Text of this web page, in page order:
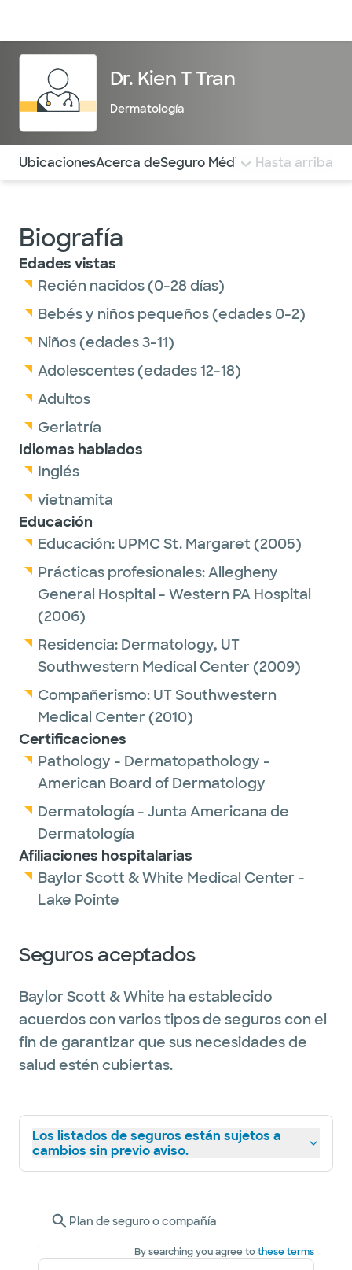
Dr. Kien T Tran
Dermatología
Utilice esta navegación para saltar rápidamente a
UbicacionesAcerca deSeguro Médico COMENTARIOS
Hasta arriba
Biografía
Edades vistas
Recién nacidos (0-28 días)
Bebés y niños pequeños (edades 0-2)
Niños (edades 3-11)
Adolescentes (edades 12-18)
Adultos
Geriatría
Idiomas hablados
Inglés
vietnamita
Educación
Educación: UPMC St. Margaret(2005)
Prácticas profesionales:Allegheny
General Hospital - Western PA Hospital
(2006)
Residencia: Dermatology, UT
Southwestern Medical Center (2009)
Compañerismo: UT Southwestern
Medical Center (2010)
Certificaciones
Pathology - Dermatopathology -
American Board of Dermatology
Dermatología - Junta Americana de
Dermatología
Afiliaciones hospitalarias
Baylor Scott & White Medical Center -
Lake Pointe
Seguros aceptados
Baylor Scott & White ha establecido
acuerdos con varios tipos de seguros con el
fin de garantizar que sus necesidades de
salud estén cubiertas.
Los listados de seguros están sujetos a
cambios sin previo aviso.
Plan de seguro o compañía
By searching you agree tothese terms